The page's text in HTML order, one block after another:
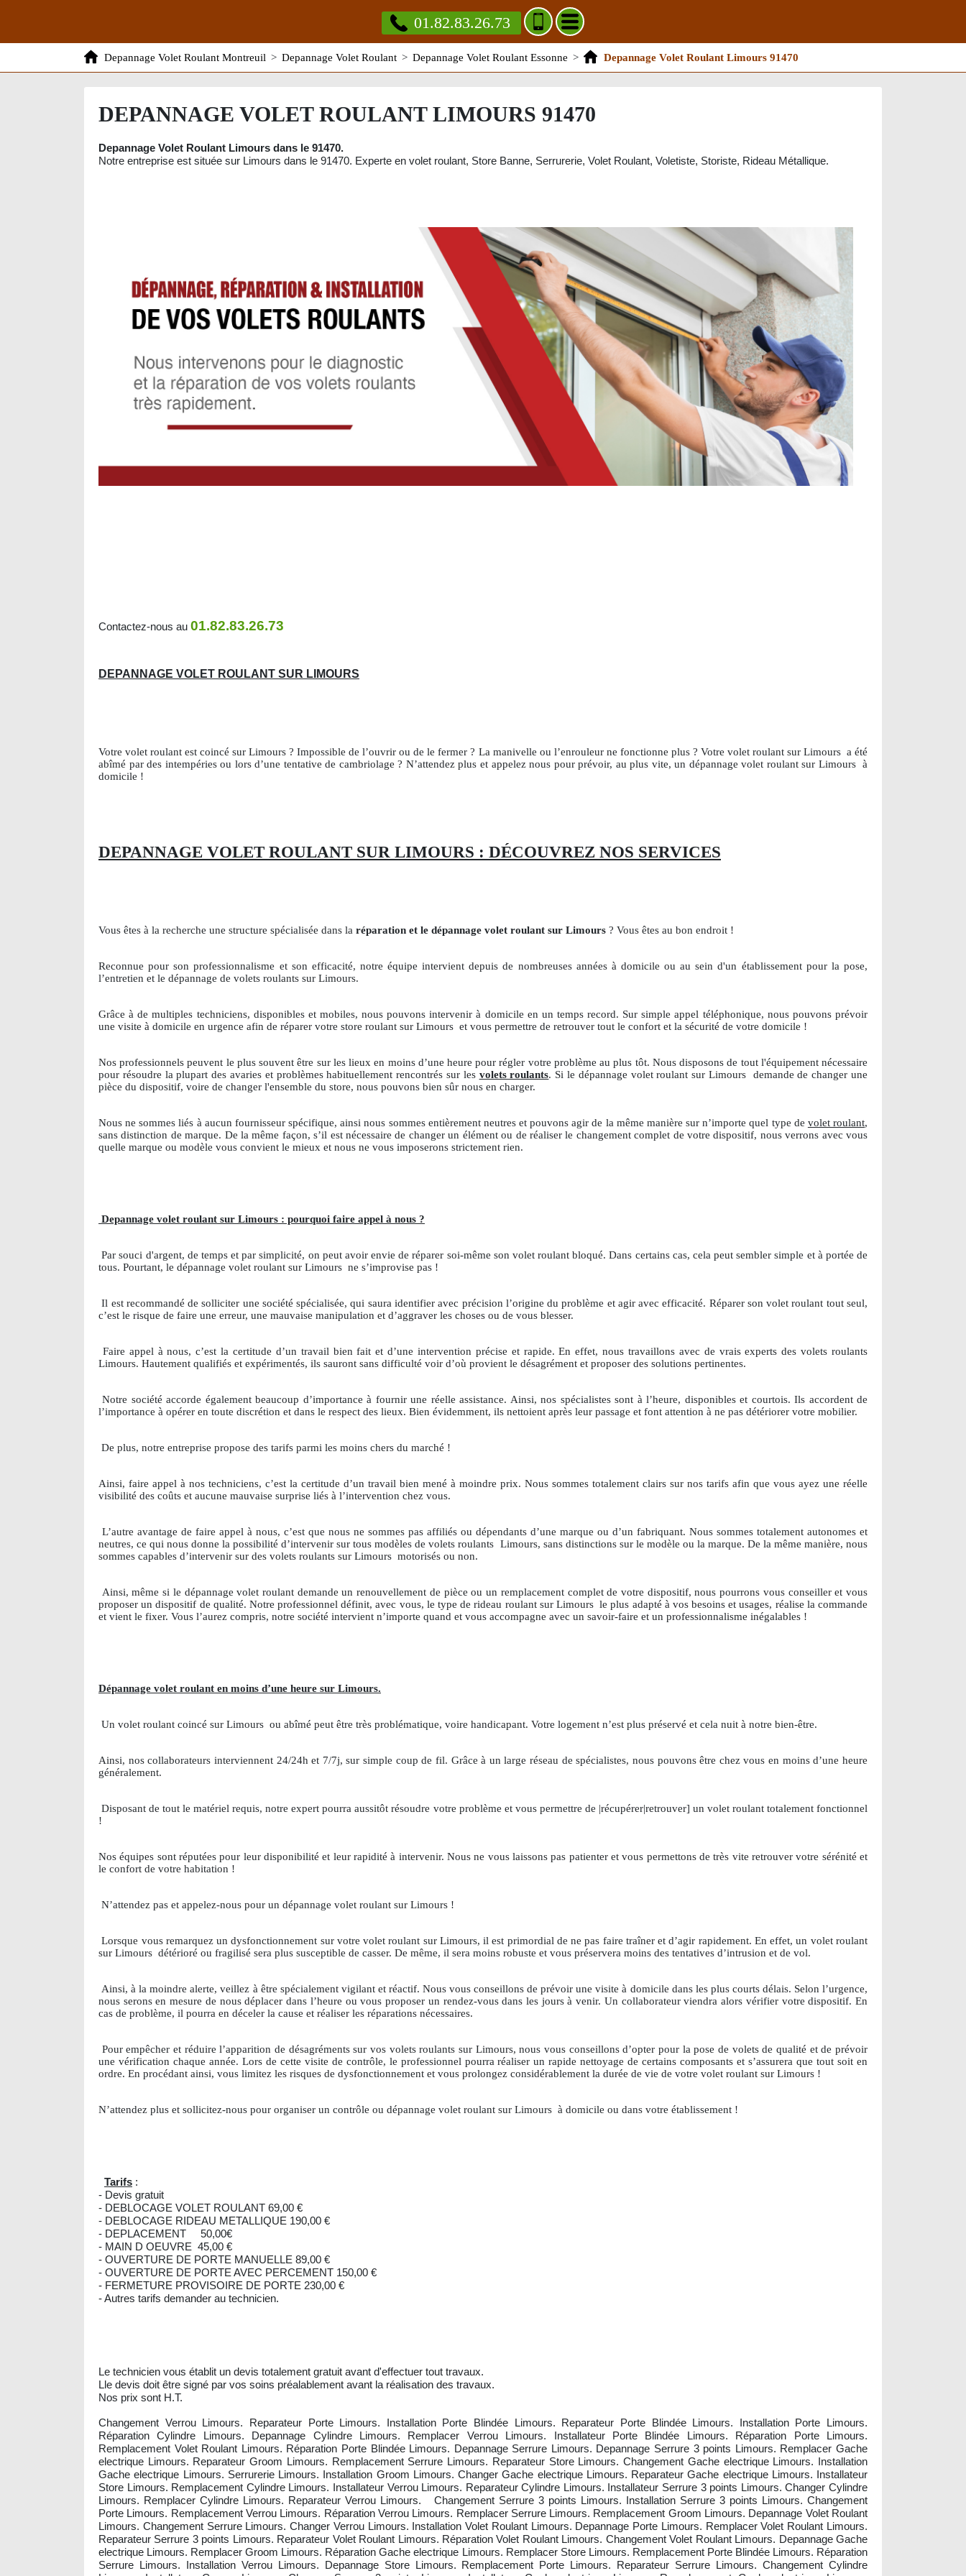
01.82.83.26.73
Depannage Volet Roulant Montreuil > Depannage Volet Roulant > Depannage Volet Roulant Essonne > Depannage Volet Roulant Limours 91470
DEPANNAGE VOLET ROULANT LIMOURS 91470
Depannage Volet Roulant Limours dans le 91470.
Notre entreprise est située sur Limours dans le 91470. Experte en volet roulant, Store Banne, Serrurerie, Volet Roulant, Voletiste, Storiste, Rideau Métallique.
Contactez-nous au 01.82.83.26.73
DEPANNAGE VOLET ROULANT SUR LIMOURS
Votre volet roulant est coincé sur Limours ? Impossible de l’ouvrir ou de le fermer ? La manivelle ou l’enrouleur ne fonctionne plus ? Votre volet roulant sur Limours a été
abîmé par des intempéries ou lors d’une tentative de cambriolage ? N’attendez plus et appelez nous pour prévoir, au plus vite, un dépannage volet roulant sur Limours à
domicile !
DEPANNAGE VOLET ROULANT SUR LIMOURS : DÉCOUVREZ NOS SERVICES
Vous êtes à la recherche une structure spécialisée dans la réparation et le dépannage volet roulant sur Limours ? Vous êtes au bon endroit !
Reconnue pour son professionnalisme et son efficacité, notre équipe intervient depuis de nombreuses années à domicile ou au sein d'un établissement pour la pose,
l’entretien et le dépannage de volets roulants sur Limours.
Grâce à de multiples techniciens, disponibles et mobiles, nous pouvons intervenir à domicile en un temps record. Sur simple appel téléphonique, nous pouvons prévoir
une visite à domicile en urgence afin de réparer votre store roulant sur Limours et vous permettre de retrouver tout le confort et la sécurité de votre domicile !
Nos professionnels peuvent le plus souvent être sur les lieux en moins d’une heure pour régler votre problème au plus tôt. Nous disposons de tout l'équipement nécessaire
pour résoudre la plupart des avaries et problèmes habituellement rencontrés sur les volets roulants. Si le dépannage volet roulant sur Limours
demande de changer une
pièce du dispositif, voire de changer l'ensemble du store, nous pouvons bien sûr nous en charger.
Nous ne sommes liés à aucun fournisseur spécifique, ainsi nous sommes entièrement neutres et pouvons agir de la même manière sur n’importe quel type de volet roulant,
sans distinction de marque. De la même façon, s’il est nécessaire de changer un élément ou de réaliser le changement complet de votre dispositif, nous verrons avec vous
quelle marque ou modèle vous convient le mieux et nous ne vous imposerons strictement rien.
Depannage volet roulant sur Limours : pourquoi faire appel à nous ?
Par souci d'argent, de temps et par simplicité, on peut avoir envie de réparer soi-même son volet roulant bloqué. Dans certains cas, cela peut sembler simple et à portée de
tous. Pourtant, le dépannage volet roulant sur Limours ne s’improvise pas !
Il est recommandé de solliciter une société spécialisée, qui saura identifier avec précision l’origine du problème et agir avec efficacité. Réparer son volet roulant tout seul,
c’est le risque de faire une erreur, une mauvaise manipulation et d’aggraver les choses ou de vous blesser.
Faire appel à nous, c’est la certitude d’un travail bien fait et d’une intervention précise et rapide. En effet, nous travaillons avec de vrais experts des volets roulants
Limours. Hautement qualifiés et expérimentés, ils sauront sans difficulté voir d’où provient le désagrément et proposer des solutions pertinentes.
Notre société accorde également beaucoup d’importance à fournir une réelle assistance. Ainsi, nos spécialistes sont à l’heure, disponibles et courtois. Ils accordent de
l’importance à opérer en toute discrétion et dans le respect des lieux. Bien évidemment, ils nettoient après leur passage et font attention à ne pas détériorer votre mobilier.
De plus, notre entreprise propose des tarifs parmi les moins chers du marché !
Ainsi, faire appel à nos techniciens, c’est la certitude d’un travail bien mené à moindre prix. Nous sommes totalement clairs sur nos tarifs afin que vous ayez une réelle
visibilité des coûts et aucune mauvaise surprise liés à l’intervention chez vous.
L’autre avantage de faire appel à nous, c’est que nous ne sommes pas affiliés ou dépendants d’une marque ou d’un fabriquant. Nous sommes totalement autonomes et
neutres, ce qui nous donne la possibilité d’intervenir sur tous modèles de volets roulants Limours, sans distinctions sur le modèle ou la marque. De la même manière, nous
sommes capables d’intervenir sur des volets roulants sur Limours motorisés ou non.
Ainsi, même si le dépannage volet roulant demande un renouvellement de pièce ou un remplacement complet de votre dispositif, nous pourrons vous conseiller et vous
proposer un dispositif de qualité. Notre professionnel définit, avec vous, le type de rideau roulant sur Limours le plus adapté à vos besoins et usages, réalise la commande
et vient le fixer. Vous l’aurez compris, notre société intervient n’importe quand et vous accompagne avec un savoir-faire et un professionnalisme inégalables !
Dépannage volet roulant en moins d’une heure sur Limours.
Un volet roulant coincé sur Limours ou abîmé peut être très problématique, voire handicapant. Votre logement n’est plus préservé et cela nuit à notre bien-être.
Ainsi, nos collaborateurs interviennent 24/24h et 7/7j, sur simple coup de fil. Grâce à un large réseau de spécialistes, nous pouvons être chez vous en moins d’une heure
généralement.
Disposant de tout le matériel requis, notre expert pourra aussitôt résoudre votre problème et vous permettre de |récupérer|retrouver] un volet roulant totalement fonctionnel
!
Nos équipes sont réputées pour leur disponibilité et leur rapidité à intervenir. Nous ne vous laissons pas patienter et vous permettons de très vite retrouver votre sérénité et
le confort de votre habitation !
N’attendez pas et appelez-nous pour un dépannage volet roulant sur Limours !
Lorsque vous remarquez un dysfonctionnement sur votre volet roulant sur Limours, il est primordial de ne pas faire traîner et d’agir rapidement. En effet, un volet roulant
sur Limours détérioré ou fragilisé sera plus susceptible de casser. De même, il sera moins robuste et vous préservera moins des tentatives d’intrusion et de vol.
Ainsi, à la moindre alerte, veillez à être spécialement vigilant et réactif. Nous vous conseillons de prévoir une visite à domicile dans les plus courts délais. Selon l’urgence,
nous serons en mesure de nous déplacer dans l’heure ou vous proposer un rendez-vous dans les jours à venir. Un collaborateur viendra alors vérifier votre dispositif. En
cas de problème, il pourra en déceler la cause et réaliser les réparations nécessaires.
Pour empêcher et réduire l’apparition de désagréments sur vos volets roulants sur Limours, nous vous conseillons d’opter pour la pose de volets de qualité et de prévoir
une vérification chaque année. Lors de cette visite de contrôle, le professionnel pourra réaliser un rapide nettoyage de certains composants et s’assurera que tout soit en
ordre. En procédant ainsi, vous limitez les risques de dysfonctionnement et vous prolongez considérablement la durée de vie de votre volet roulant sur Limours !
N’attendez plus et sollicitez-nous pour organiser un contrôle ou dépannage volet roulant sur Limours à domicile ou dans votre établissement !
Tarifs :
- Devis gratuit
- DEBLOCAGE VOLET ROULANT 69,00 €
- DEBLOCAGE RIDEAU METALLIQUE 190,00 €
- DEPLACEMENT 50,00€
- MAIN D OEUVRE 45,00 €
- OUVERTURE DE PORTE MANUELLE 89,00 €
- OUVERTURE DE PORTE AVEC PERCEMENT 150,00 €
- FERMETURE PROVISOIRE DE PORTE 230,00 €
- Autres tarifs demander au technicien.
Le technicien vous établit un devis totalement gratuit avant d'effectuer tout travaux.
Lle devis doit être signé par vos soins préalablement avant la réalisation des travaux.
Nos prix sont H.T.
Changement Verrou Limours. Reparateur Porte Limours. Installation Porte Blindée Limours. Reparateur Porte Blindée Limours. Installation Porte Limours.
Réparation Cylindre Limours. Depannage Cylindre Limours. Remplacer Verrou Limours. Installateur Porte Blindée Limours. Réparation Porte Limours.
Remplacement Volet Roulant Limours. Réparation Porte Blindée Limours. Depannage Serrure Limours. Depannage Serrure 3 points Limours. Remplacer Gache
electrique Limours. Reparateur Groom Limours. Remplacement Serrure Limours. Reparateur Store Limours. Changement Gache electrique Limours. Installation
Gache electrique Limours. Serrurerie Limours. Installation Groom Limours. Changer Gache electrique Limours. Reparateur Gache electrique Limours. Installateur
Store Limours. Remplacement Cylindre Limours. Installateur Verrou Limours. Reparateur Cylindre Limours. Installateur Serrure 3 points Limours. Changer Cylindre
Limours. Remplacer Cylindre Limours. Reparateur Verrou Limours. Changement Serrure 3 points Limours. Installation Serrure 3 points Limours. Changement
Porte Limours. Remplacement Verrou Limours. Réparation Verrou Limours. Remplacer Serrure Limours. Remplacement Groom Limours. Depannage Volet Roulant
Limours. Changement Serrure Limours. Changer Verrou Limours. Installation Volet Roulant Limours. Depannage Porte Limours. Remplacer Volet Roulant Limours.
Reparateur Serrure 3 points Limours. Reparateur Volet Roulant Limours. Réparation Volet Roulant Limours. Changement Volet Roulant Limours. Depannage Gache
electrique Limours. Remplacer Groom Limours. Réparation Gache electrique Limours. Remplacer Store Limours. Remplacement Porte Blindée Limours. Réparation
Serrure Limours. Installation Verrou Limours. Depannage Store Limours. Remplacement Porte Limours. Reparateur Serrure Limours. Changement Cylindre